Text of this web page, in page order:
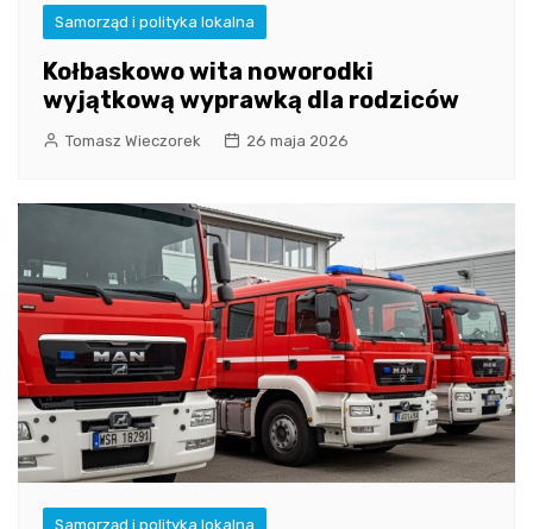
Samorząd i polityka lokalna
Kołbaskowo wita noworodki
wyjątkową wyprawką dla rodziców
Tomasz Wieczorek 26 maja 2026
Samorząd i polityka lokalna